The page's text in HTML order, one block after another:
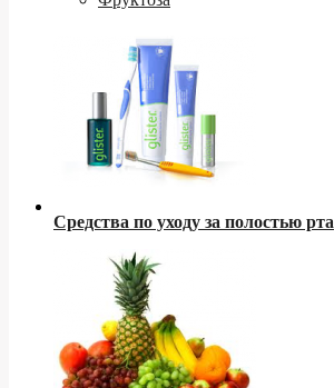
Средства по уходу за полостью рта